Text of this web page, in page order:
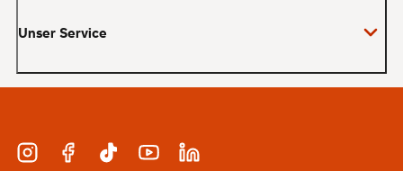
Master
MBA
Duales Studium
Unser Service
Bewerbung und Zulassung
Finanzierung
InstagramFacebookTikTok YouTubeLinkedIn